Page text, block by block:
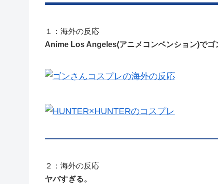
１：海外の反応
Anime Los Angeles(アニメコンベンション)でゴ
２：海外の反応
ヤバすぎる。